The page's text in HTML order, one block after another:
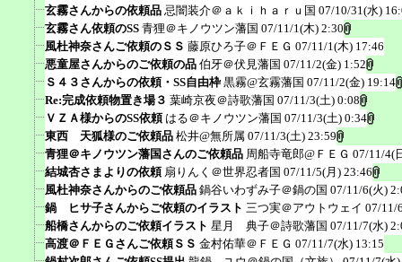
玄霧さんからの依頼品 忌闇装介＠ａｋｉｈａｒｕ国 07/10/31(水)
玄霧さん依頼のSS 青狸＠キノウツン藩国 07/11/1(木) 2:30
風杜神奈さんご依頼のＳＳ 藤原ひろ子＠ＦＥＧ 07/11/1(木) 17:46
悪童屋さんからのご依頼の品 伯牙＠伏見藩国 07/11/2(金) 1:52
Ｓ４３さんからの依頼・SS自由枠 黒霧@玄霧藩国 07/11/2(金) 19:14
Re:完成依頼物置き場３ 葉崎京夜＠詩歌藩国 07/11/3(土) 0:08
ＶＺＡ様からのSS依頼 はる＠キノウツン藩国 07/11/3(土) 0:34
東西 天狐様のご依頼品 松井@無所属 07/11/3(土) 23:59
青狸＠キノウツン藩国さんのご依頼品 周船寺竜郎@ＦＥＧ 07/11/4(
結城杏さまよりの依頼 扇りんく＠世界忍者国 07/11/5(月) 23:46
風杜神奈さんからのご依頼品 鍋谷いわずみ子＠鍋の国 07/11/6(火)
鍋 ヒサ子さんからご依頼のイラスト 三つ実＠アウトウェイ 07/11/
船橋さんからのご依頼イラスト 星月 典子＠詩歌藩国 07/11/7(水)
高渡＠ＦＥＧさんご依頼ＳＳ 金村佑華＠ＦＥＧ 07/11/7(水) 13:15